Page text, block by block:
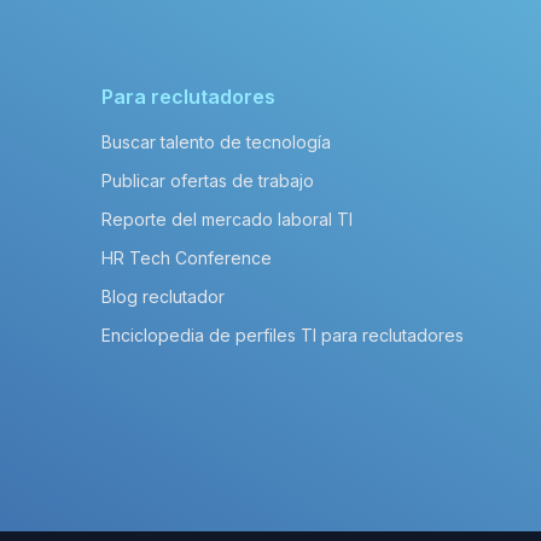
Para reclutadores
Buscar talento de tecnología
Publicar ofertas de trabajo
Reporte del mercado laboral TI
HR Tech Conference
Blog reclutador
Enciclopedia de perfiles TI para reclutadores